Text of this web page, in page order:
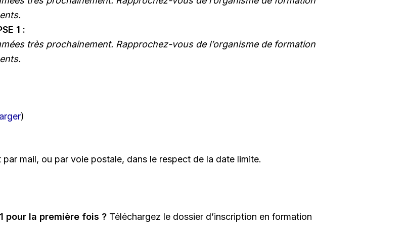
1 :
très prochainement. Rapprochez-vous de l’organisme de formation
)
mail, ou par voie postale, dans le respect de la date limite.
pour la première fois ? Téléchargez le dossier d’inscription en formation